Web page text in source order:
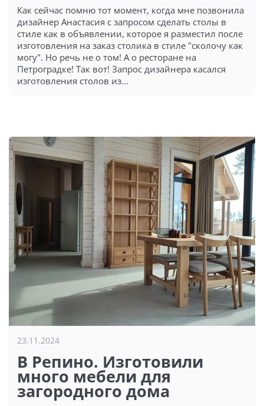
Как сейчас помню тот момент, когда мне позвонила
дизайнер Анастасия с запросом сделать столы в
стиле как в объявлении, которое я разместил после
изготовления на заказ столика в стиле "сколочу как
могу". Но речь не о том! А о ресторане на
Петроградке! Так вот! Запрос дизайнера касался
изготовления столов из...
В Репино. Изготовили
много мебели для
загородного дома
23.11.2024